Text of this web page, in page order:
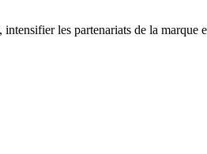
intensifier les partenariats de la